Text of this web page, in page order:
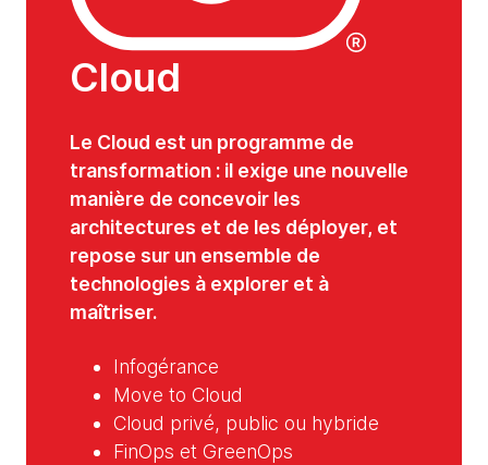
Cloud
Le Cloud est un programme de
transformation : il exige une nouvelle
manière de concevoir les
architectures et de les déployer, et
repose sur un ensemble de
technologies à explorer et à
maîtriser.
Infogérance
Move to Cloud
Cloud privé, public ou hybride
FinOps et GreenOps